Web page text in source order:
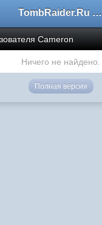
TombRaider.Ru - Форумы
Cameron
Ничего не найдено.
Полная версия